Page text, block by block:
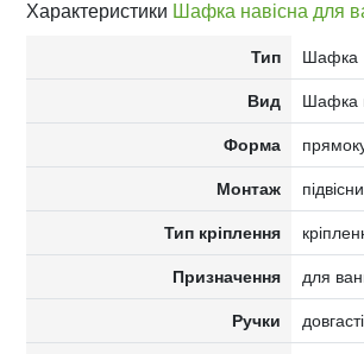
Характеристики Шафка навісна для
Тип Шафка
Вид Шафка
Форма
Монтаж
Тип кріплення
Призначення для
Ручки